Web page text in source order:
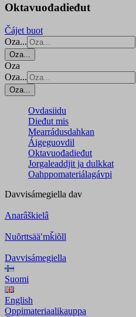
Oktavuođadieđut
Čájet buot
Oza...
Oza...
Oza
Oza...
Oza...
Ovdasiidu
Dieđut mis
Mearrádusdahkan
Áigeguovdil
Oktavuođadieđut
Jorgaleaddjit ja dulkkat
Oahppomateriálagávpi
Davvisámegiella dav
Anarâškielâ
Nuõrttsääʹmǩiõll
Davvisámegiella
Suomi
English
Oppimateriaalikauppa